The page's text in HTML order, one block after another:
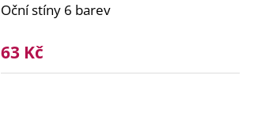
Oční stíny 6 barev
63 Kč